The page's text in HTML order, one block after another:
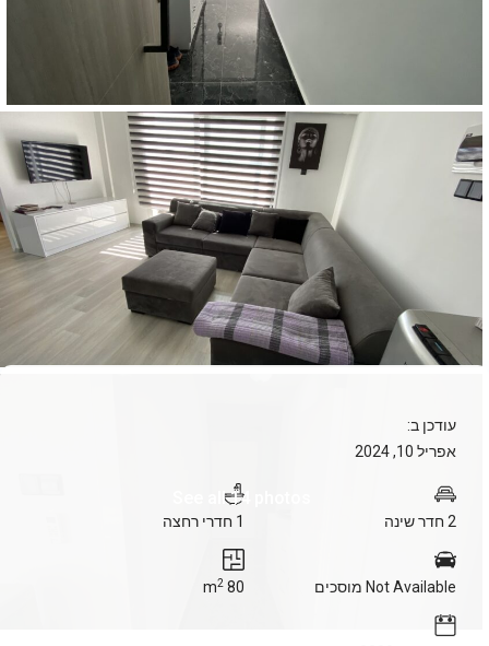
See all 14 photos
עודכן ב:
אפריל 10, 2024
2 חדר שינה 1 חדרי רחצה
Not Available מוסכים 80 m
2